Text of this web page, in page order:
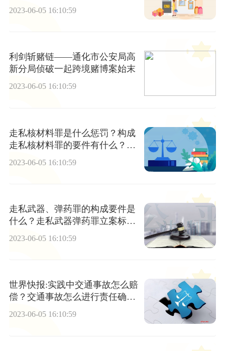
2023-06-05 16:10:59
利剑斩赌链——通化市公安局高
新分局侦破一起跨境赌博案始末
2023-06-05 16:10:59
走私核材料罪是什么惩罚？构成
走私核材料罪的要件有什么？_
2023-06-05 16:10:59
走私武器、弹药罪的构成要件是
什么？走私武器弹药罪立案标准
2023-06-05 16:10:59
世界快报:实践中交通事故怎么赔
偿？交通事故怎么进行责任确
定？
2023-06-05 16:10:59